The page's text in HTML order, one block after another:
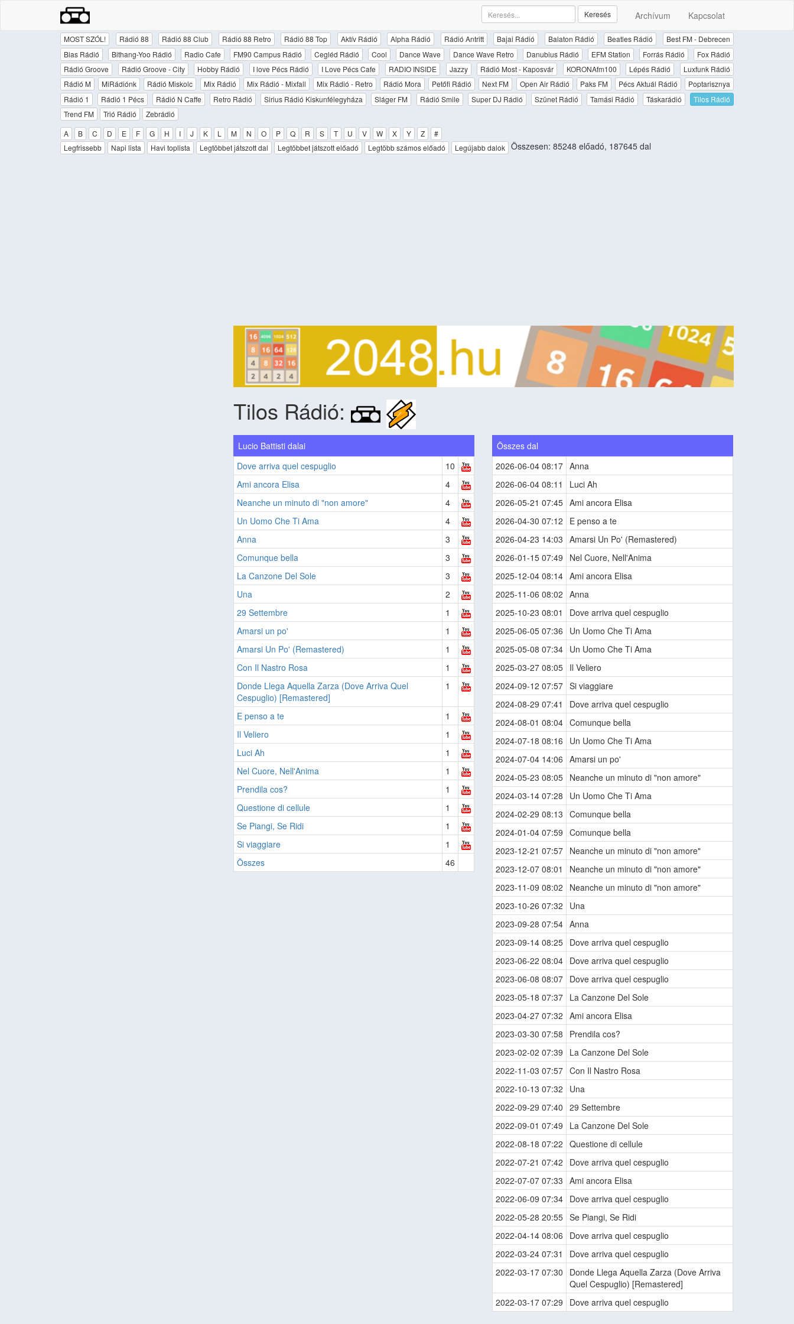
Archívum Kapcsolat
Keresés
MOST SZÓL! Rádió 88 Rádió 88 Club Rádió 88 Retro Rádió 88 Top Aktív Rádió Alpha Rádió Rádió Antritt Bajai Rádió Balaton Rádió Beatles Rádió
Best FM - Debrecen
Bias Rádió
Bithang-Yoo Rádió Radio Cafe FM90 Campus Rádió Cegléd Rádió Cool Dance Wave Dance Wave Retro Danubius Rádió EFM Station Forrás Rádió
Fox Rádió
Rádió Groove
Rádió Groove - City Hobby Rádió I love Pécs Rádió I Love Pécs Cafe RADIO INSIDE Jazzy Rádió Most - Kaposvár KORONAfm100 Lépés Rádió
Luxfunk Rádió
Rádió M
MiRádiónk Rádió Miskolc Mix Rádió Mix Rádió - Mixfall Mix Rádió - Retro Rádió Mora Petőfi Rádió Next FM Open Air Rádió Paks FM Pécs Aktuál Rádió
Poptarisznya
Rádió 1
Rádió 1 Pécs Rádió N Caffe Retro Rádió Sirius Rádió Kiskunfélegyháza Sláger FM Rádió Smile Super DJ Rádió Szünet Rádió Tamási Rádió Táskarádió
Tilos Rádió
Trend FM
Trió Rádió
Zebrádió
A
B C D E F G H I J K L M N O P Q R S T U V W X Y Z
#
Legfrissebb
Napi lista Havi toplista Legtöbbet játszott dal Legtöbbet játszott előadó Legtöbb számos előadó Legújabb dalok Összesen: 85248 előadó, 187645 dal
Tilos Rádió:
Lucio Battisti dalai
Dove arriva quel cespuglio
10
Ami ancora Elisa
4
Neanche un minuto di "non amore"
4
Un Uomo Che Ti Ama
4
Anna
3
Comunque bella
3
La Canzone Del Sole
3
Una
2
29 Settembre
1
Amarsi un po'
1
Amarsi Un Po' (Remastered)
1
Con Il Nastro Rosa
1
Donde Llega Aquella Zarza (Dove Arriva Quel
Cespuglio) [Remastered]
1
E penso a te
1
Il Veliero
1
Luci Ah
1
Nel Cuore, Nell'Anima
1
Prendila cos?
1
Questione di cellule
1
Se Piangi, Se Ridi
1
Si viaggiare
1
Összes
46
Összes dal
2026-06-04 08:17 Anna
2026-06-04 08:11
Luci Ah
2026-05-21 07:45 Ami ancora Elisa
2026-04-30 07:12
E penso a te
2026-04-23 14:03
Amarsi Un Po' (Remastered)
2026-01-15 07:49
Nel Cuore, Nell'Anima
2025-12-04 08:14 Ami ancora Elisa
2025-11-06 08:02
Anna
2025-10-23 08:01
Dove arriva quel cespuglio
2025-06-05 07:36
Un Uomo Che Ti Ama
2025-05-08 07:34 Un Uomo Che Ti Ama
2025-03-27 08:05 Il Veliero
2024-09-12 07:57 Si viaggiare
2024-08-29 07:41
Dove arriva quel cespuglio
2024-08-01 08:04 Comunque bella
2024-07-18 08:16
Un Uomo Che Ti Ama
2024-07-04 14:06
Amarsi un po'
2024-05-23 08:05 Neanche un minuto di "non amore"
2024-03-14 07:28
Un Uomo Che Ti Ama
2024-02-29 08:13
Comunque bella
2024-01-04 07:59
Comunque bella
2023-12-21 07:57 Neanche un minuto di "non amore"
2023-12-07 08:01
Neanche un minuto di "non amore"
2023-11-09 08:02
Neanche un minuto di "non amore"
2023-10-26 07:32
Una
2023-09-28 07:54 Anna
2023-09-14 08:25 Dove arriva quel cespuglio
2023-06-22 08:04 Dove arriva quel cespuglio
2023-06-08 08:07 Dove arriva quel cespuglio
2023-05-18 07:37 La Canzone Del Sole
2023-04-27 07:32
Ami ancora Elisa
2023-03-30 07:58
Prendila cos?
2023-02-02 07:39
La Canzone Del Sole
2022-11-03 07:57 Con Il Nastro Rosa
2022-10-13 07:32
Una
2022-09-29 07:40
29 Settembre
2022-09-01 07:49
La Canzone Del Sole
2022-08-18 07:22
Questione di cellule
2022-07-21 07:42
Dove arriva quel cespuglio
2022-07-07 07:33
Ami ancora Elisa
2022-06-09 07:34 Dove arriva quel cespuglio
2022-05-28 20:55 Se Piangi, Se Ridi
2022-04-14 08:06
Dove arriva quel cespuglio
2022-03-24 07:31
Dove arriva quel cespuglio
2022-03-17 07:30
Donde Llega Aquella Zarza (Dove Arriva
Quel Cespuglio) [Remastered]
2022-03-17 07:29
Dove arriva quel cespuglio